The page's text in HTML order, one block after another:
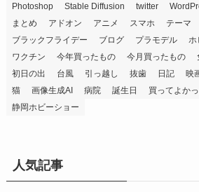
Photoshop
Stable Diffusion twitter
まとめ
アドオン アニメ スマホ テーマ
ブラックフライデー
ブログ プラモデル ホ
ワクチン
今年買ったもの 今月買ったもの
初日の出
台風 引っ越し 抜歯 日記 映
猫
画像生成AI 病院 誕生日 買ってよか
静岡ホビーショー
人気記事